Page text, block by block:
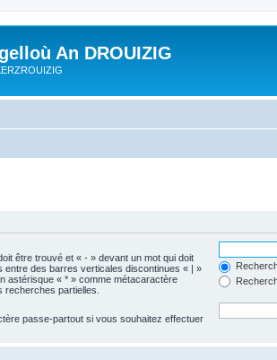
An DROUIZIG
être trouvé et « - » devant un mot qui doit
des barres verticales discontinues « | »
astérisque « * » comme métacaractère
partielles.
passe-partout si vous souhaitez effectuer